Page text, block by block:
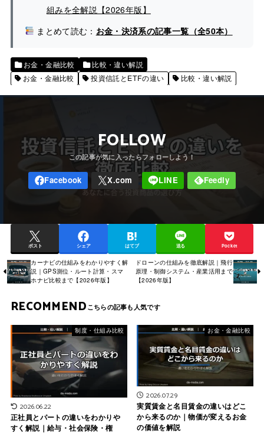
組みを全解説【2026年版】
まとめて読む： お金・決済系の記事一覧（全50本）
お金・金融比較
比較・違い解説
お金・金融比較
投資信託とETFの違い 比較・違い解説
FOLLOW
ポスト シェア はてブ 送る Pocket
カーナビの仕組みをわかりやすく解
説｜GPS測位・ルート計算・スマ
ホナビ比較まで【2026年版】
ドローンの仕組みを徹底解説｜飛行
原理・制御システム・産業活用まで
【2026年版】
RECOMMEND
制度・仕組み比較
2026.06.22
正社員とパートの違いをわかりや
すく解説｜給与・社会保険・権
お金・金融比較
2026.07.29
実質賃金と名目賃金の違いはどこ
から来るのか｜物価が変えるお金
の価値を解説